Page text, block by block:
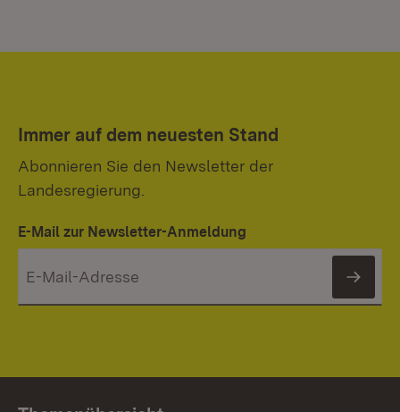
Immer auf dem neuesten Stand
Abonnieren Sie den Newsletter der
Landesregierung.
E-Mail zur Newsletter-Anmeldung